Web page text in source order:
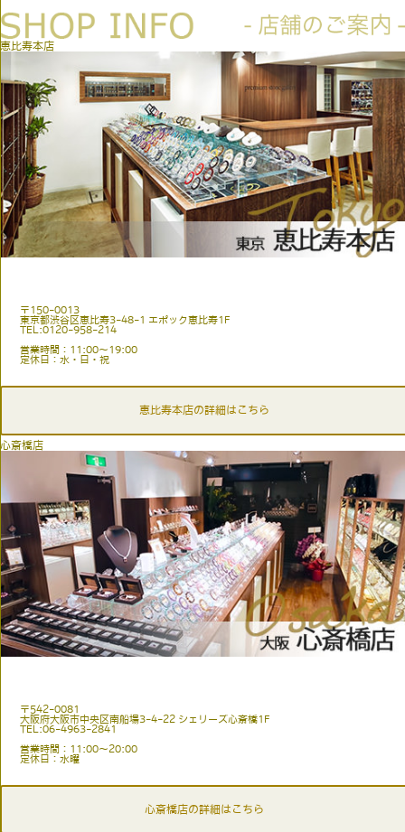
恵比寿本店
〒150-0013
東京都渋谷区恵比寿3-48-1 エポック恵比寿1F
TEL:0120-958-214
営業時間：11:00〜19:00
定休日：水・日・祝
恵比寿本店の詳細はこちら
心斎橋店
〒542-0081
大阪府大阪市中央区南船場3-4-22 シェリーズ心斎橋1F
TEL:06-4963-2841
営業時間：11:00〜20:00
定休日：水曜
心斎橋店の詳細はこちら